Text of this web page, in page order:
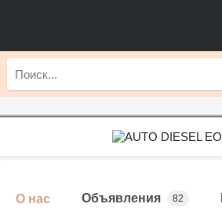
О нас Объявления 82